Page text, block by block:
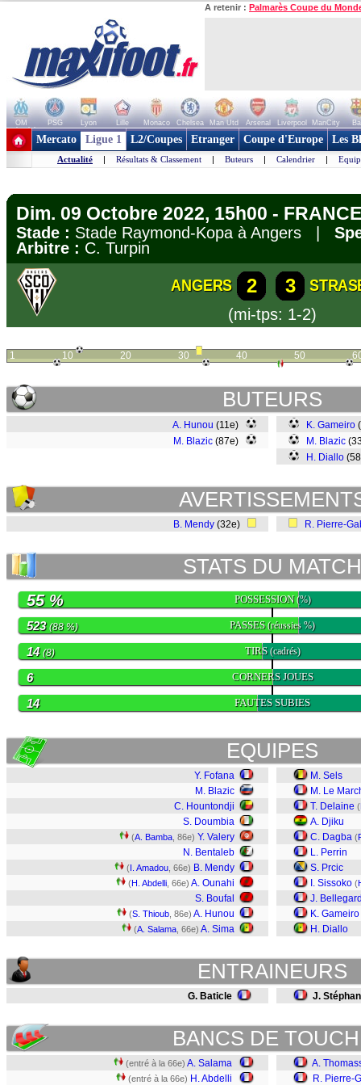
A retenir : Palmarès Coupe du
OM PSG Lyon Lille Monaco Chelsea Man Utd Arsenal Liverpool ManCity
+ de clubs
Mercato Ligue 1 L2/Coupes Etranger Coupe d'Europe Les
Actualité | Résultats & Classement | Buteurs | Calendrier |
Dim. 09 Octobre 2022, 15h00 -
Stade : Stade Raymond-Kopa à Angers |
Arbitre : C. Turpin
ANGERS 2 3
(mi-tps: 1-2)
1 10 20 30 40 50
BUTEURS
A. Hunou (11e)
M. Blazic (87e)
K. Gameiro
M. Blazic
H. Diallo
B. Mendy (32e) R. Pierre-
STATS DU MATCH
POSSESSION(%)
55 %
PASSES(réussies %)
523(88 %)
TIRS(cadrés)
14 (8)
CORNERS JOUES
6
FAUTES SUBIES
14
EQUIPES
Y. Fofana
M. Blazic
C. Hountondji
S. Doumbia
(A. Bamba , 86e) Y. Valery
N. Bentaleb
(I. Amadou , 66e) B. Mendy
(H. Abdelli , 66e) A. Ounahi
S. Boufal
(S. Thioub , 86e) A. Hunou
(A. Salama , 66e) A. Sima
M. Sels
M. Le
T. Delaine (
A. Djiku
C. Dagba (
L. Perrin
S. Prcic
I. Sissoko (
J.
K. Gameiro
H. Diallo
ENTRAINEURS
G. Baticle J. Stéphan
BANCS DE
(entré à la 66e) A. Salama
(entré à la 66e) H. Abdelli
A.
R. Pierre-